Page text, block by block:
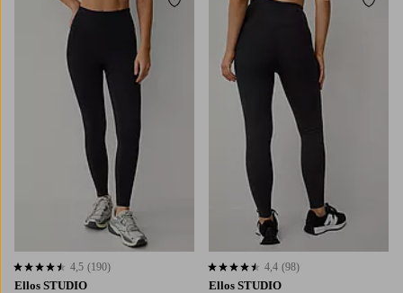
Ellos STUDIO
4,5 baserat på 190 st betyg
4,5 (190)
Lägg till i favoriter
Ellos STUDIO
4,4 baserat på 98 st betyg
4,4 (98)